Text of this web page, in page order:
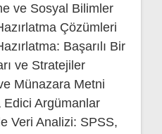
ve Sosyal Bilimler
Çözümleri
Başarılı Bir
ve Stratejiler
Münazara Metni
Edici Argümanlar
Veri Analizi: SPSS,